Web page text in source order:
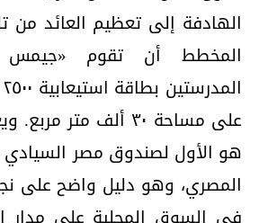
الھادفة إلى تعظیم العائد
المخطط أن تقوم «جیمس
على مساحة ۳۰ ألف متر
ھو الأول لصندوق مصر
المصري، وھو دلیل واضح على